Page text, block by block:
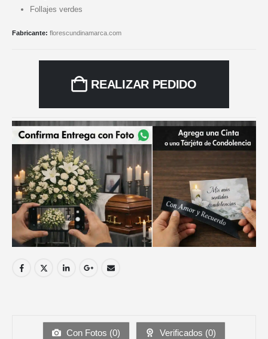
Follajes verdes
Fabricante: florescundinamarca.com
REALIZAR PEDIDO
Con Fotos (0) Verificados (0)